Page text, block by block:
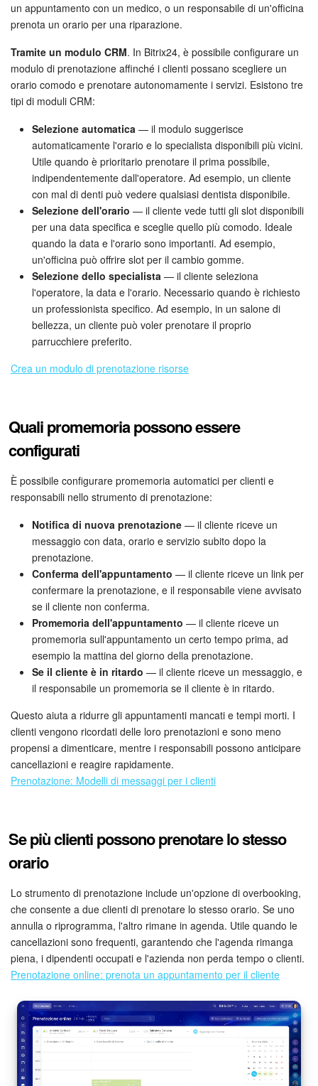
Enterprise
Bitrix24 On-Premise
Bitrix24 Messenger
INIZIA GRATIS
ACCEDI
un appuntamento con un medico, o un responsabile di un'officina
prenota un orario per una riparazione.
Tramite un modulo CRM. In Bitrix24, è possibile configurare un
modulo di prenotazione affinché i clienti possano scegliere un
orario comodo e prenotare autonomamente i servizi. Esistono tre
tipi di moduli CRM:
Selezione automatica — il modulo suggerisce
automaticamente l'orario e lo specialista disponibili più vicini.
Utile quando è prioritario prenotare il prima possibile,
indipendentemente dall'operatore. Ad esempio, un cliente
con mal di denti può vedere qualsiasi dentista disponibile.
Selezione dell'orario — il cliente vede tutti gli slot disponibili
per una data specifica e sceglie quello più comodo. Ideale
quando la data e l'orario sono importanti. Ad esempio,
un'officina può offrire slot per il cambio gomme.
Selezione dello specialista — il cliente seleziona
l'operatore, la data e l'orario. Necessario quando è richiesto
un professionista specifico. Ad esempio, in un salone di
bellezza, un cliente può voler prenotare il proprio
parrucchiere preferito.
Crea un modulo di prenotazione risorse
Quali promemoria possono essere
configurati
È possibile configurare promemoria automatici per clienti e
responsabili nello strumento di prenotazione:
Notifica di nuova prenotazione — il cliente riceve un
messaggio con data, orario e servizio subito dopo la
prenotazione.
Conferma dell'appuntamento — il cliente riceve un link per
confermare la prenotazione, e il responsabile viene avvisato
se il cliente non conferma.
Promemoria dell'appuntamento — il cliente riceve un
promemoria sull'appuntamento un certo tempo prima, ad
esempio la mattina del giorno della prenotazione.
Se il cliente è in ritardo — il cliente riceve un messaggio, e
il responsabile un promemoria se il cliente è in ritardo.
Questo aiuta a ridurre gli appuntamenti mancati e tempi morti. I
clienti vengono ricordati delle loro prenotazioni e sono meno
propensi a dimenticare, mentre i responsabili possono anticipare
cancellazioni e reagire rapidamente.
Prenotazione: Modelli di messaggi per i clienti
Se più clienti possono prenotare lo stesso
orario
Lo strumento di prenotazione include un'opzione di overbooking,
che consente a due clienti di prenotare lo stesso orario. Se uno
annulla o riprogramma, l'altro rimane in agenda. Utile quando le
cancellazioni sono frequenti, garantendo che l'agenda rimanga
piena, i dipendenti occupati e l'azienda non perda tempo o clienti.
Prenotazione online: prenota un appuntamento per il cliente